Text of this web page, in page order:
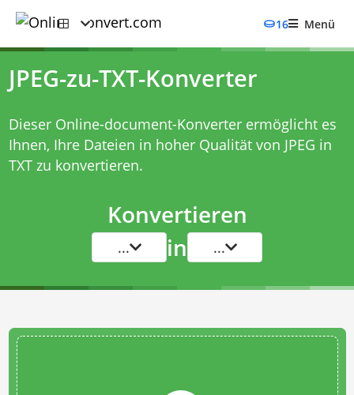
16 Menü
JPEG-zu-TXT-Konverter
Dieser Online-document-Konverter ermöglicht es
Ihnen, Ihre Dateien in hoher Qualität von JPEG in
TXT zu konvertieren.
Konvertieren
... in ...